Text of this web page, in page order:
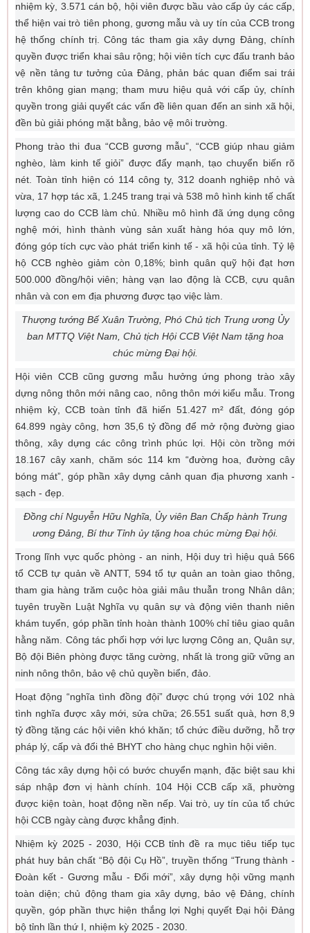
nhiệm kỳ, 3.571 cán bộ, hội viên được bầu vào cấp ủy các cấp,
thể hiện vai trò tiên phong, gương mẫu và uy tín của CCB trong
hệ thống chính trị. Công tác tham gia xây dựng Đảng, chính
quyền được triển khai sâu rộng; hội viên tích cực đấu tranh bảo
vệ nền tảng tư tưởng của Đảng, phản bác quan điểm sai trái
trên không gian mạng; tham mưu hiệu quả với cấp ủy, chính
quyền trong giải quyết các vấn đề liên quan đến an sinh xã hội,
đền bù giải phóng mặt bằng, bảo vệ môi trường.
Phong trào thi đua “CCB gương mẫu”, “CCB giúp nhau giảm
nghèo, làm kinh tế giỏi” được đẩy mạnh, tạo chuyển biến rõ
nét. Toàn tỉnh hiện có 114 công ty, 312 doanh nghiệp nhỏ và
vừa, 17 hợp tác xã, 1.245 trang trại và 538 mô hình kinh tế chất
lượng cao do CCB làm chủ. Nhiều mô hình đã ứng dụng công
nghệ mới, hình thành vùng sản xuất hàng hóa quy mô lớn,
đóng góp tích cực vào phát triển kinh tế - xã hội của tỉnh. Tỷ lệ
hộ CCB nghèo giảm còn 0,18%; bình quân quỹ hội đạt hơn
500.000 đồng/hội viên; hàng vạn lao động là CCB, cựu quân
nhân và con em địa phương được tạo việc làm.
Thượng tướng Bế Xuân Trường, Phó Chủ tịch Trung ương Ủy
ban MTTQ Việt Nam, Chủ tịch Hội CCB Việt Nam tặng hoa
chúc mừng Đại hội.
Hội viên CCB cũng gương mẫu hưởng ứng phong trào xây
dựng nông thôn mới nâng cao, nông thôn mới kiểu mẫu. Trong
nhiệm kỳ, CCB toàn tỉnh đã hiến 51.427 m² đất, đóng góp
64.899 ngày công, hơn 35,6 tỷ đồng để mở rộng đường giao
thông, xây dựng các công trình phúc lợi. Hội còn trồng mới
18.167 cây xanh, chăm sóc 114 km “đường hoa, đường cây
bóng mát”, góp phần xây dựng cảnh quan địa phương xanh -
sạch - đẹp.
Đồng chí Nguyễn Hữu Nghĩa, Ủy viên Ban Chấp hành Trung
ương Đảng, Bí thư Tỉnh ủy tặng hoa chúc mừng Đại hội.
Trong lĩnh vực quốc phòng - an ninh, Hội duy trì hiệu quả 566
tổ CCB tự quản về ANTT, 594 tổ tự quản an toàn giao thông,
tham gia hàng trăm cuộc hòa giải mâu thuẫn trong Nhân dân;
tuyên truyền Luật Nghĩa vụ quân sự và động viên thanh niên
khám tuyển, góp phần tỉnh hoàn thành 100% chỉ tiêu giao quân
hằng năm. Công tác phối hợp với lực lượng Công an, Quân sự,
Bộ đội Biên phòng được tăng cường, nhất là trong giữ vững an
ninh nông thôn, bảo vệ chủ quyền biển, đảo.
Hoạt động “nghĩa tình đồng đội” được chú trọng với 102 nhà
tình nghĩa được xây mới, sửa chữa; 26.551 suất quà, hơn 8,9
tỷ đồng tặng các hội viên khó khăn; tổ chức điều dưỡng, hỗ trợ
pháp lý, cấp và đổi thẻ BHYT cho hàng chục nghìn hội viên.
Công tác xây dựng hội có bước chuyển mạnh, đặc biệt sau khi
sáp nhập đơn vị hành chính. 104 Hội CCB cấp xã, phường
được kiện toàn, hoạt động nền nếp. Vai trò, uy tín của tổ chức
hội CCB ngày càng được khẳng định.
Nhiệm kỳ 2025 - 2030, Hội CCB tỉnh đề ra mục tiêu tiếp tục
phát huy bản chất “Bộ đội Cụ Hồ”, truyền thống “Trung thành -
Đoàn kết - Gương mẫu - Đổi mới”, xây dựng hội vững mạnh
toàn diện; chủ động tham gia xây dựng, bảo vệ Đảng, chính
quyền, góp phần thực hiện thắng lợi Nghị quyết Đại hội Đảng
bộ tỉnh lần thứ I, nhiệm kỳ 2025 - 2030.